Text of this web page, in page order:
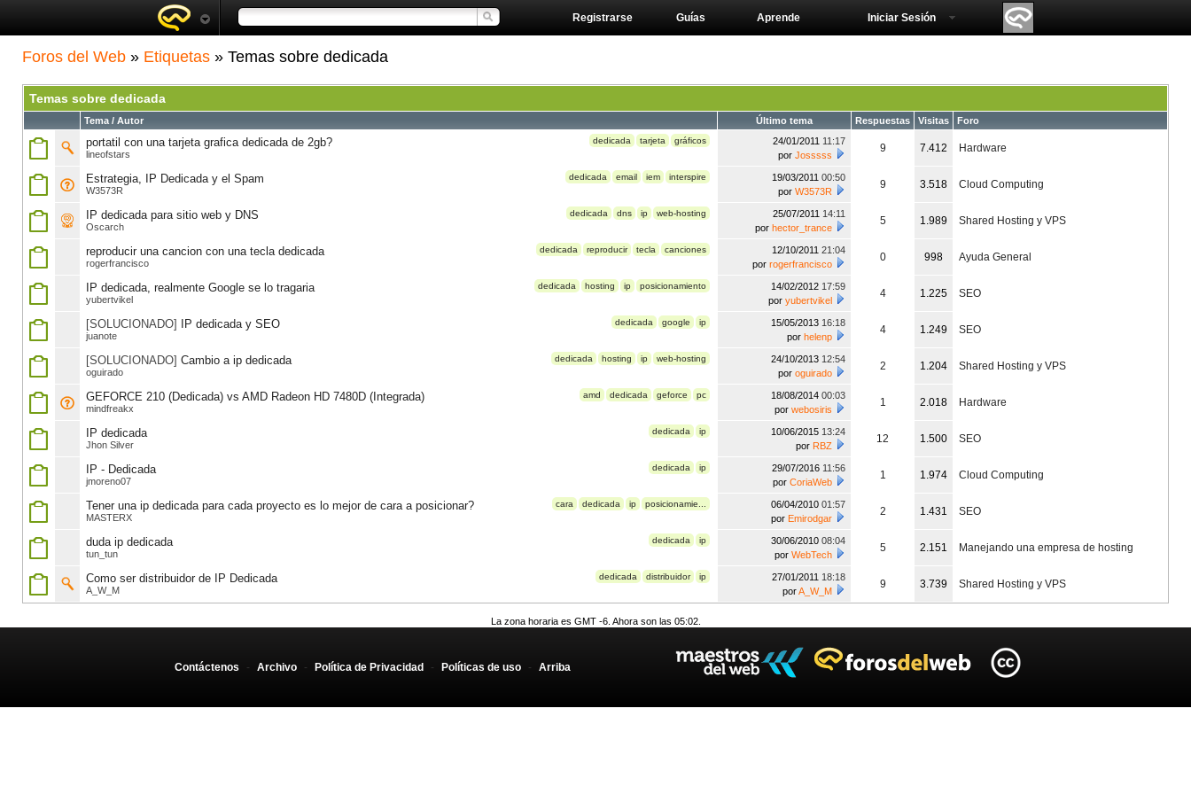
Aprende
Guías
Registrarse Iniciar Sesión
Foros del Web » Etiquetas » Temas sobre dedicada
Temas sobre dedicada
Tema / Autor Último tema Respuestas Visitas Foro
dedicada tarjeta gráficos
portatil con una tarjeta grafica dedicada de 2gb?
lineofstars
24/01/2011 11:17
por Josssss
9 7.412 Hardware
dedicada email iem interspire
Estrategia, IP Dedicada y el Spam
W3573R
19/03/2011 00:50
por W3573R
9 3.518 Cloud Computing
dedicada dns ip web-hosting
IP dedicada para sitio web y DNS
Oscarch
25/07/2011 14:11
por hector_trance
5 1.989 Shared Hosting y VPS
dedicada reproducir tecla canciones
reproducir una cancion con una tecla dedicada
rogerfrancisco
12/10/2011 21:04
por rogerfrancisco
0 998 Ayuda General
dedicada hosting ip posicionamiento
IP dedicada, realmente Google se lo tragaria
yubertvikel
14/02/2012 17:59
por yubertvikel
4 1.225 SEO
dedicada google ip
[SOLUCIONADO] IP dedicada y SEO
juanote
15/05/2013 16:18
por helenp
4 1.249 SEO
dedicada hosting ip web-hosting
[SOLUCIONADO] Cambio a ip dedicada
oguirado
24/10/2013 12:54
por oguirado
2 1.204 Shared Hosting y VPS
amd dedicada geforce pc
GEFORCE 210 (Dedicada) vs AMD Radeon HD 7480D (Integrada)
mindfreakx
18/08/2014 00:03
por webosiris
1 2.018 Hardware
dedicada ip
IP dedicada
Jhon Silver
10/06/2015 13:24
por RBZ
12 1.500 SEO
dedicada ip
IP - Dedicada
jmoreno07
29/07/2016 11:56
por CoriaWeb
1 1.974 Cloud Computing
cara dedicada ip posicionamie...
Tener una ip dedicada para cada proyecto es lo mejor de cara a posicionar?
MASTERX
06/04/2010 01:57
por Emirodgar
2 1.431 SEO
dedicada ip
duda ip dedicada
tun_tun
30/06/2010 08:04
por WebTech
5 2.151 Manejando una empresa de hosting
dedicada distribuidor ip
Como ser distribuidor de IP Dedicada
A_W_M
27/01/2011 18:18
porA_W_M
9 3.739 Shared Hosting y VPS
La zona horaria es GMT -6. Ahora son las 05:02.
Contáctenos - Archivo - Política de Privacidad - Políticas de uso - Arriba